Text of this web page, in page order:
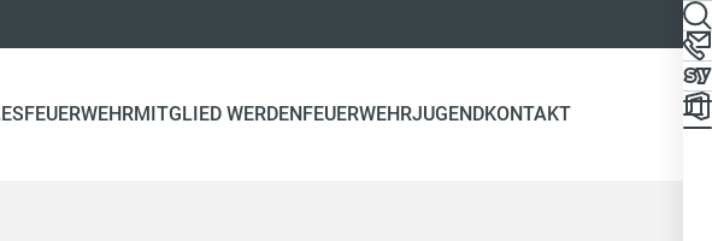
FEUERWEHRMITGLIED WERDENFEUERWEHRJUGENDKONTAKT